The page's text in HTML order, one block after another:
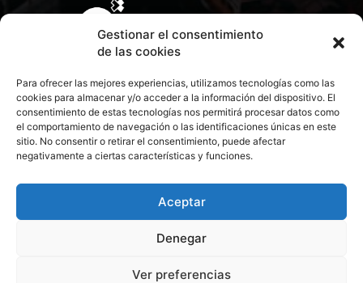
Gestionar el consentimiento
de las cookies
Para ofrecer las mejores experiencias, utilizamos tecnologías como las
cookies para almacenar y/o acceder a la información del dispositivo. El
consentimiento de estas tecnologías nos permitirá procesar datos como
el comportamiento de navegación o las identificaciones únicas en este
sitio. No consentir o retirar el consentimiento, puede afectar
negativamente a ciertas características y funciones.
Aceptar
Denegar
Ver preferencias
CONTACTA CON NOSOTROS